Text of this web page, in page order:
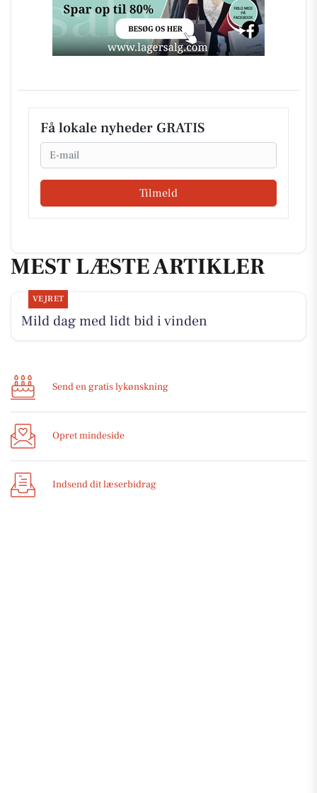
Få lokale nyheder GRATIS
Email
Tilmeld
MEST LÆSTE ARTIKLER
VEJRET
Mild dag med lidt bid i vinden
Send en gratis lykønskning
Opret mindeside
Indsend dit læserbidrag